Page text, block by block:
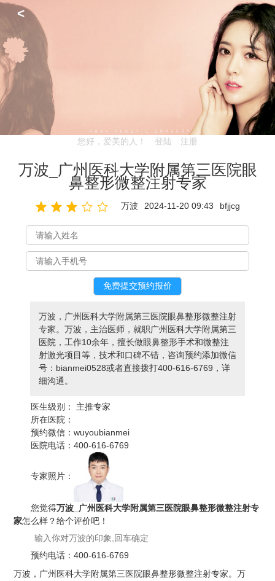
<
您好，爱美的人！ 登陆 注册
万波_广州医科大学附属第三医院眼
鼻整形微整注射专家
万波 2024-11-20 09:43 bfjjcg
万波，广州医科大学附属第三医院眼鼻整形微整注射
专家。万波，主治医师，就职广州医科大学附属第三
医院，工作10余年，擅长做眼鼻整形手术和微整注
射激光项目等，技术和口碑不错，咨询预约添加微信
号：bianmei0528或者直接拨打400-616-6769，详
细沟通。
医生级别：
主推专家
所在医院：
预约微信：wuyoubianmei
医院电话：400-616-6769
专家照片：
您觉得万波_广州医科大学附属第三医院眼鼻整形微整注射专
家怎么样？给个评价吧！
预约电话：400-616-6769
万波，广州医科大学附属第三医院眼鼻整形微整注射专家。万